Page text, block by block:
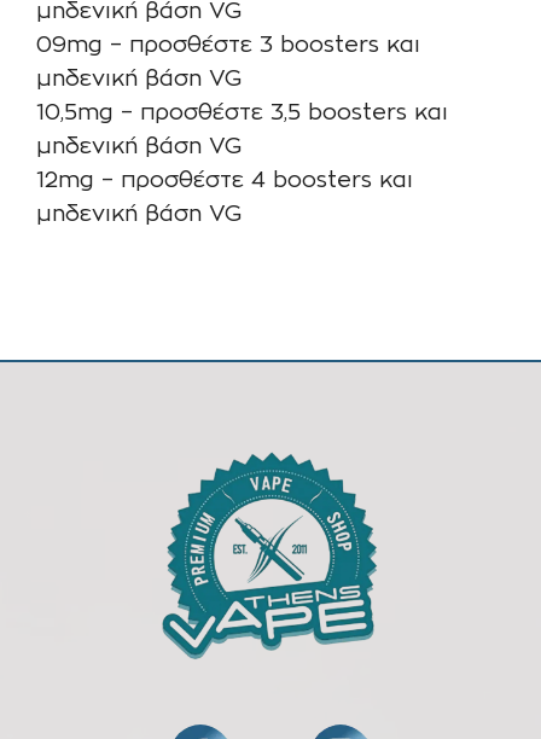
μηδενική βάση VG
09mg – προσθέστε 3 boosters και
μηδενική βάση VG
10,5mg – προσθέστε 3,5 boosters και
μηδενική βάση VG
12mg – προσθέστε 4 boosters και
μηδενική βάση VG